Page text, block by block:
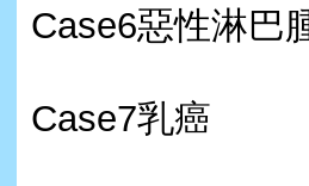
Case6惡性淋巴
Case7乳癌